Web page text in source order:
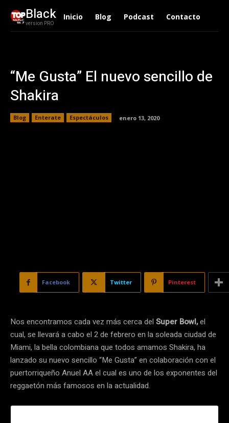
Black
version PRO
Inicio Blog Podcast Contacto
“Me Gusta” El nuevo sencillo de
Shakira
Blog Enterate Espectáculos enero 13, 2020
Facebook Twitter Pinterest
Nos encontramos cada vez más cerca del Super Bowl,el
cual, se llevará a cabo el 2 de febrero en la soleada ciudad de
Miami, la bella colombiana que todos amamos Shakira, ha
lanzado su nuevo sencillo “Me Gusta” en colaboración con el
puertorriqueño Anuel AA el cual es uno de los exponentes del
reggaetón más famosos en la actualidad.